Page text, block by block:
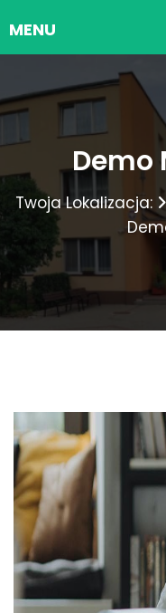
Demo
Twoja Lokalizacja: